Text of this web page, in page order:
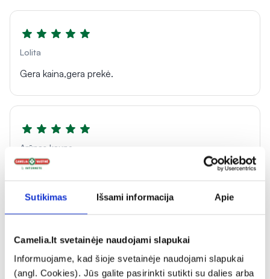
Sutikimas Išsami informacija Apie
Camelia.lt svetainėje naudojami slapukai
Informuojame, kad šioje svetainėje naudojami slapukai
(angl. Cookies). Jūs galite pasirinkti sutikti su dalies arba
Lolita
Gera kaina,gera prekė.
Arūnas kaune
Perkant buvo gera nuolaida. Sudėty nurodyta nemaža
kiekio santykis. Efekto neįvertinsiu, nes ne pats vartoju.
Vita